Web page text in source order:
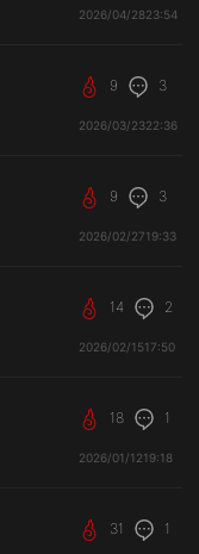
2026/04/2823:54
9 3
2026/03/2322:36
9 3
2026/02/2719:33
14 2
2026/02/1517:50
18 1
2026/01/1219:18
31 1